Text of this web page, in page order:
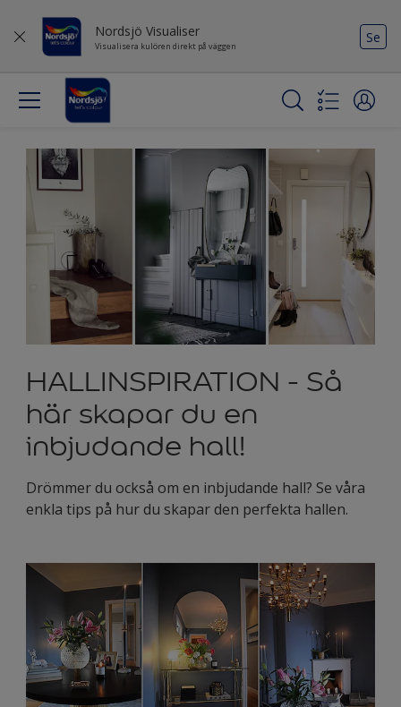
Nordsjö Visualiser
Visualisera kulören direkt på väggen
Se
HALLINSPIRATION - Så
här skapar du en
inbjudande hall!
Drömmer du också om en inbjudande hall? Se våra
enkla tips på hur du skapar den perfekta hallen.